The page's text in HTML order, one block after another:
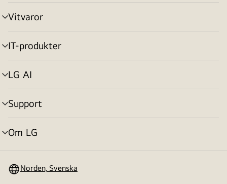
Vitvaror
menyväxling
IT-produkter
menyväxling
LG AI
menyväxling
Support
menyväxling
Om LG
menyväxling
Norden, Svenska